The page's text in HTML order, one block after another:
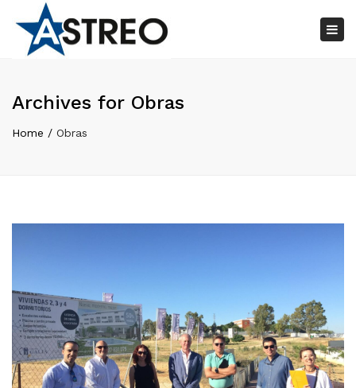
Archives for Obras
Home Obras